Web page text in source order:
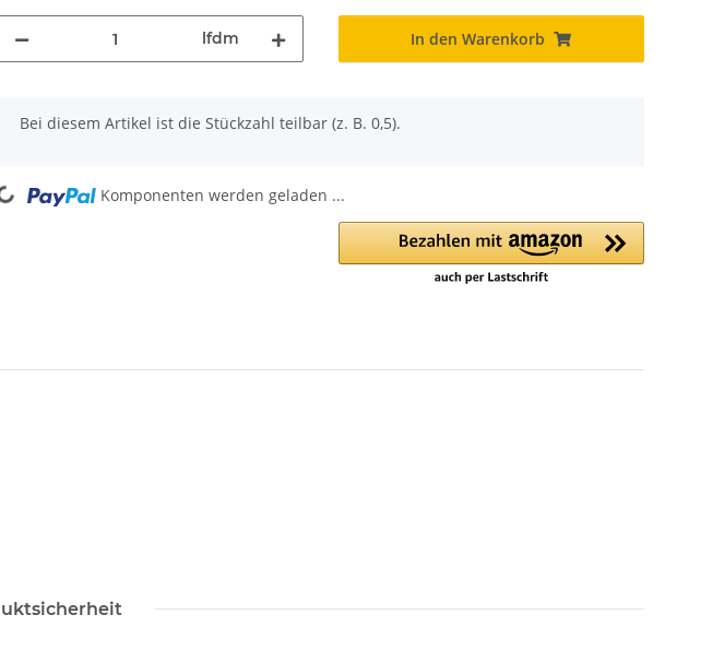
lfdm In den Warenkorb
x
Bei diesem Artikel ist die Stückzahl teilbar (z. B. 0,5).
Komponenten werden geladen ...